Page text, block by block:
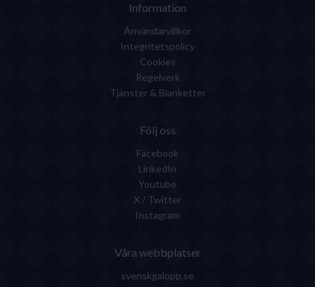
Information
Användarvillkor
Integritetspolicy
Cookies
Regelverk
Tjänster & Blanketter
Följ oss
Facebook
LinkedIn
Youtube
X / Twitter
Instagram
Våra webbplatser
svenskgalopp.se